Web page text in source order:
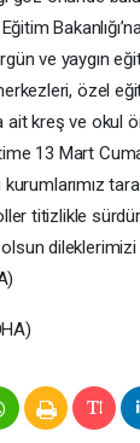
ve yaygın
özel
ait kreş ve okul
13 Mart
titizlikle